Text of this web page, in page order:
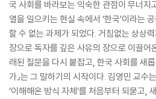
국 사회를 바라보는 익숙한 관점이 무너지
열을 일으키는 현실 속에서 ‘한국’이라는
할 수 없는 과제가 되었다. 거침없는 상상
장으로 독자를 깊은 사유의 장으로 이끌어
래된 질문을 다시 붙잡고, 한국 사회를 새
가』는 그 말하기의 시작이다. 김영민 교수
‘이해해온 방식 자체’를 처음부터 되묻고,